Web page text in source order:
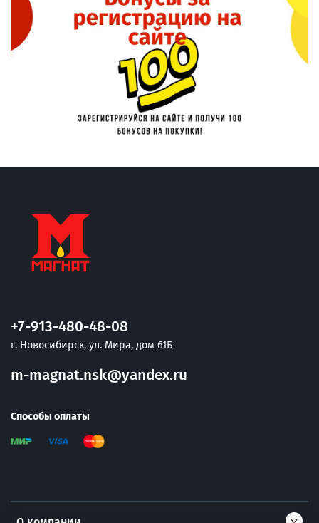
+7-913-480-48-08
г. Новосибирск, ул. Мира, дом 61Б
m-magnat.nsk@yandex.ru
Способы оплаты